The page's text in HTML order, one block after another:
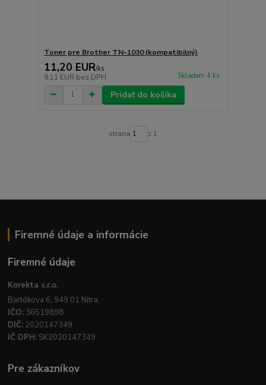
Toner pre Brother TN-1030 (kompatibilný)
11,20 EUR/ks
9,11 EUR bez DPH Skladom 4 ks
Pridať do košíka
strana z 1
Firemné údaje a informácie
Firemné údaje
Korekta s.r.o.
Bartókova 6, 949 01 Nitra
IČO: 36519898
DIČ: 2020147349
IČ DPH: SK2020147349
Pre zákazníkov